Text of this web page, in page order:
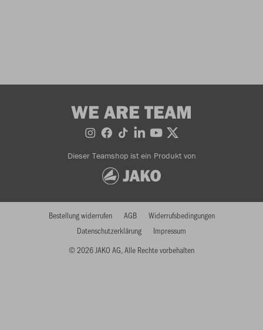
WE ARE TEAM
Dieser Teamshop ist ein Produkt von
© 2026 JAKO AG, Alle Rechte vorbehalten
Bestellung widerrufen AGB
Widerrufsbedingungen
Datenschutzerklärung
Impressum